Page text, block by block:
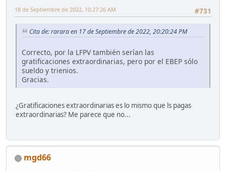
#731
18 de Septiembre de 2022, 10:27:26 AM
Cita de: rarara en 17 de Septiembre de 2022, 20:20:24 PM
Correcto, por la LFPV también serían las
gratificaciones extraordinarias, pero por el EBEP sólo
sueldo y trienios.
Gracias.
¿Gratificaciones extraordinarias es lo mismo que ls pagas
extraordinarias? Me parece que no...
mgd66